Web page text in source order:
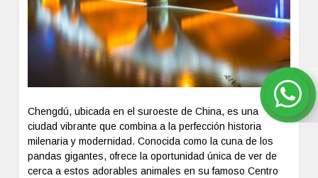
Chengdú, ubicada en el suroeste de China, es una
ciudad vibrante que combina a la perfección historia
milenaria y modernidad. Conocida como la cuna de los
pandas gigantes, ofrece la oportunidad única de ver de
cerca a estos adorables animales en su famoso Centro